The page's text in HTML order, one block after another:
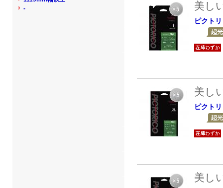
美し
ピクト
美し
ピクト
美し
-